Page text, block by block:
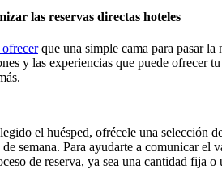
las reservas directas hoteles
que una simple cama para pasar
y las experiencias que puede ofrecer
el huésped, ofrécele una selección
de semana. Para ayudarte a comunicar
de reserva, ya sea una cantidad fija o